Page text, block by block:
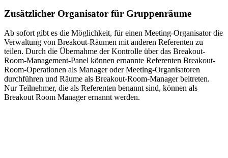
Zusätzlicher Organisator für Gruppenräume
Ab sofort gibt es die Möglichkeit, für einen Meeting-Organisator die
Verwaltung von Breakout-Räumen mit anderen Referenten zu
teilen. Durch die Übernahme der Kontrolle über das Breakout-
Room-Management-Panel können ernannte Referenten Breakout-
Room-Operationen als Manager oder Meeting-Organisatoren
durchführen und Räume als Breakout-Room-Manager beitreten.
Nur Teilnehmer, die als Referenten benannt sind, können als
Breakout Room Manager ernannt werden.